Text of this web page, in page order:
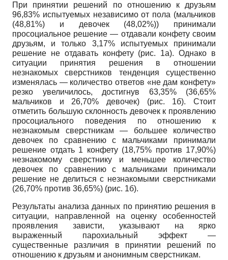
При принятии решений по отношению к друзьям
96,83% испытуемых независимо от пола (мальчиков
(48,81%) и девочек (48,02%)) принимали
просоциальное решение — отдавали конфету своим
друзьям, и только 3,17% испытуемых принимали
решение не отдавать конфету (рис. 1а). Однако в
ситуации принятия решения в отношении
незнакомых сверстников тенденция существенно
изменялась — количество ответов «не дам конфету»
резко увеличилось, достигнув 63,35% (36,65%
мальчиков и 26,70% девочек) (рис. 1б). Стоит
отметить большую склонность девочек к проявлению
просоциального поведения по отношению к
незнакомым сверстникам — большее количество
девочек по сравнению с мальчиками принимали
решение отдать 1 конфету (18,75% против 17,90%)
незнакомому сверстнику и меньшее количество
девочек по сравнению с мальчиками принимали
решение не делиться с незнакомыми сверстниками
(26,70% против 36,65%) (рис. 1б).
Результаты анализа данных по принятию решения в
ситуации, направленной на оценку особенностей
проявления зависти, указывают на ярко
выраженный парохиальный эффект —
существенные различия в принятии решений по
отношению к друзьям и анонимным сверстникам.